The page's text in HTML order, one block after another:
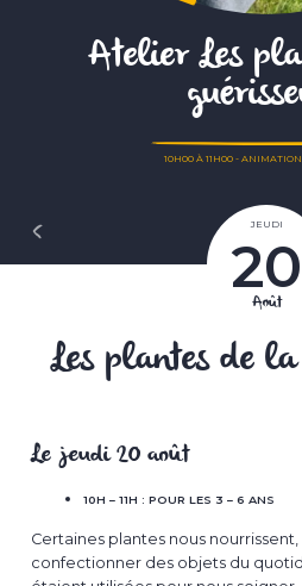
Atelier Les
10H00À 11H00- ANIMATION
le
JEUDI
20
Août
Navigation
de
Article
Les plantes de la
Le jeudi 20 août
10H – 11H : POUR LES 3 – 6 ANS
Certaines plantes nous
confectionner des objets du